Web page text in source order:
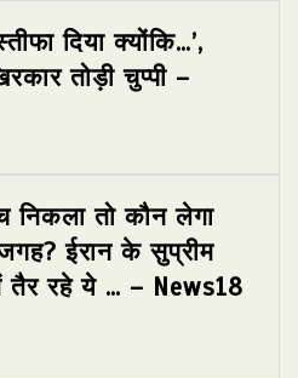
दिया क्योंकि…’,
तोड़ी चुप्पी –
निकला तो कौन लेगा
ईरान के सुप्रीम
रहे ये … – News18